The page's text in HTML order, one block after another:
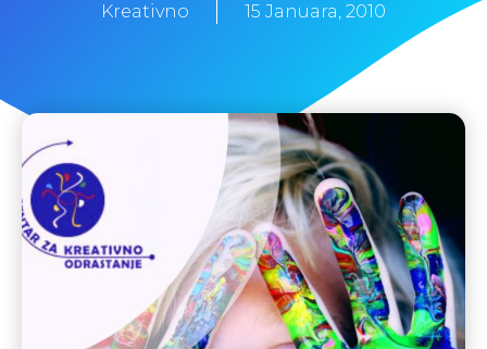
Kreativno 15 Januara, 2010